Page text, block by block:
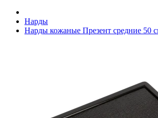
Нарды
Нарды кожаные Презент средние 50